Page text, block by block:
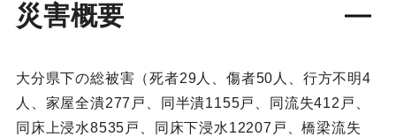
災害概要
大分県下の総被害（死者29人、傷者50人、行方不明4
人、家屋全潰277戸、同半潰1155戸、同流失412戸、
同床上浸水8535戸、同床下浸水12207戸、橋梁流失